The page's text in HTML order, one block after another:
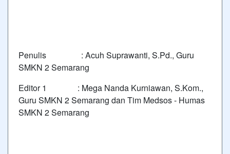
Penulis : Acuh Suprawanti, S.Pd., Guru
SMKN 2 Semarang
Editor 1 : Mega Nanda Kurniawan, S.Kom.,
Guru SMKN 2 Semarang dan Tim Medsos - Humas
SMKN 2 Semarang